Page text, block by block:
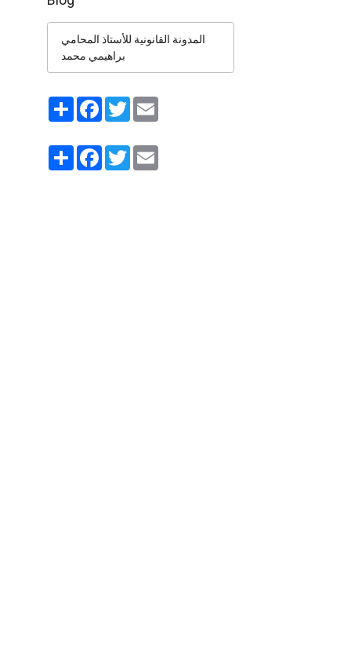
المدونة القانونية للأستاذ المحامي
براهيمي محمد
PartagerFacebook
TwitterEmail
PartagerFacebook
TwitterEmail